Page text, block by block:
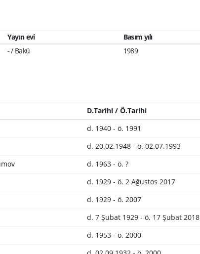
Yayın evi Basım yılı
- / Bakü 1989
D.Tarihi / Ö.Tarihi
d. 1940 - ö. 1991
d. 20.02.1948 - ö. 02.07.1993
d. 1963 - ö. ?
d. 1929 - ö. 2 Ağustos 2017
d. 1929 - ö. 2007
d. 7 Şubat 1929 - ö. 17 Şubat 2018
d. 1953 - ö. 2000